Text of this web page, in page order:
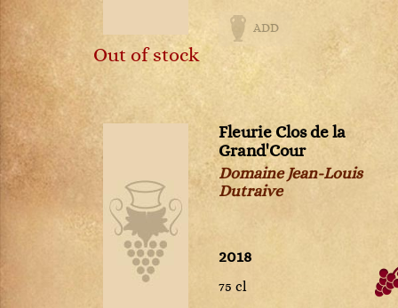
Roussette de Savoie
Rully
Saint-Aubin
Saint-Emilion
Saint-Estèphe
Saint-Véran
Sancerre
Santenay
Saumur Champigny
Sauternes
Savigny-lès-Beaune
Out of stock
ADD
Fleurie Clos de la
Grand'Cour
Domaine Jean-Louis
Dutraive
2018
75 cl